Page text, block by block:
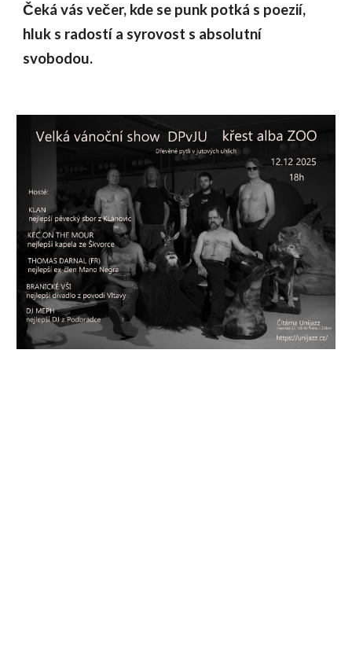
Čeká vás večer, kde se punk potká s poezií,
hluk s radostí a syrovost s absolutní
svobodou.